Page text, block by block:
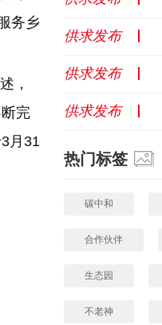
务乡
，
完
月31
供求发布
供求发布
供求发布
热门标签
碳中和
合作伙伴
生态园
不老神